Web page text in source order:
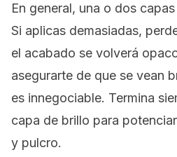
En general, una o dos
Si aplicas demasiadas,
el acabado se volverá
asegurarte de que se vean
es innegociable. Termina
capa de brillo para
y pulcro.